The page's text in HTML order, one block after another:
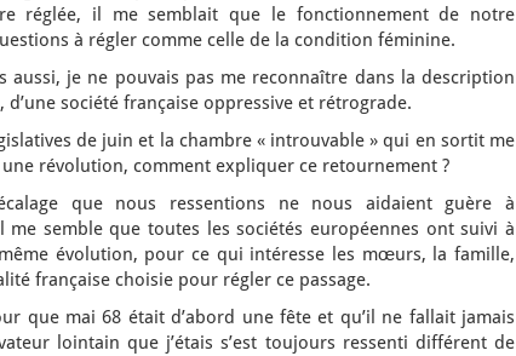
réglée, il me semblait que le fonctionnement de notre
à régler comme celle de la condition féminine.
aussi, je ne pouvais pas me reconnaître dans la description
société française oppressive et rétrograde.
de juin et la chambre « introuvable » qui en sortit me
révolution, comment expliquer ce retournement ?
que nous ressentions ne nous aidaient guère à
semble que toutes les sociétés européennes ont suivi à
évolution, pour ce qui intéresse les mœurs, la famille,
française choisie pour régler ce passage.
que mai 68 était d’abord une fête et qu’il ne fallait jamais
lointain que j’étais s’est toujours ressenti différent de